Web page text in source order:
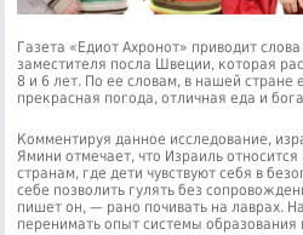
Газета «Едиот Ахронот» приводит
заместителя посла Швеции, которая
8 и 6 лет. По ее словам, в нашей стране
прекрасная погода, отличная еда и
Комментируя данное исследование,
Ямини отмечает, что Израиль
странам, где дети чувствуют себя в
себе позволить гулять без
пишет он, — рано почивать на лаврах.
перенимать опыт системы образования